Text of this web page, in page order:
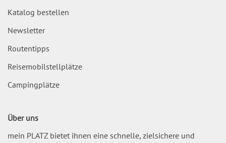
Katalog bestellen
Newsletter
Routentipps
Reisemobilstellplätze
Campingplätze
Über uns
mein PLATZ bietet ihnen eine schnelle, zielsichere und